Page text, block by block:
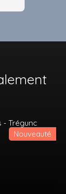
Nouveauté